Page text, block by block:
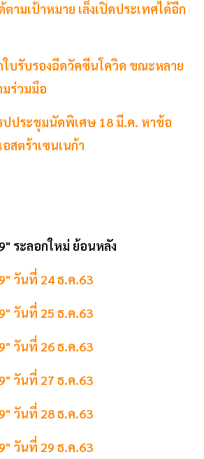
ามเป้าหมาย เล็งเปิดประเทศได้อีก
บรับรองฉีดวัคซีนโควิด ขณะหลาย
มร่วมมือ
ปประชุมนัดพิเศษ 18 มี.ค. หาข้อ
ตร้าเซนเนก้า
ระลอกใหม่ ย้อนหลัง
วันที่ 24 ธ.ค.63
วันที่ 25 ธ.ค.63
วันที่ 26 ธ.ค.63
วันที่ 27 ธ.ค.63
วันที่ 28 ธ.ค.63
วันที่ 29 ธ.ค.63